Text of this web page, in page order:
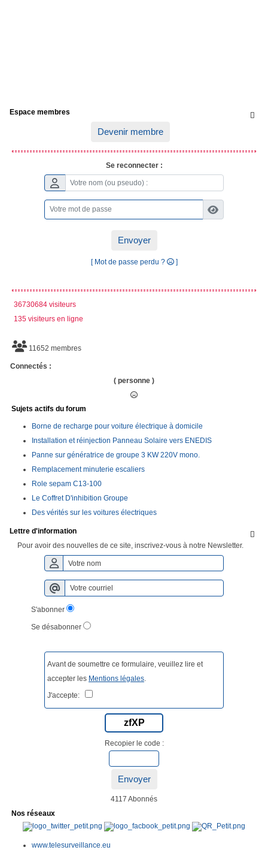

Espace membres
Devenir membre
Se reconnecter :
Envoyer
[ Mot de passe perdu ? ]
36730684 visiteurs
135 visiteurs en ligne
11652 membres
Connectés :
( personne )
Sujets actifs du forum
Borne de recharge pour voiture électrique à domicile
Installation et réinjection Panneau Solaire vers ENEDIS
Panne sur génératrice de groupe 3 KW 220V mono.
Remplacement minuterie escaliers
Role sepam C13-100
Le Coffret D'inhibition Groupe
Des vérités sur les voitures électriques

Lettre d'information
Pour avoir des nouvelles de ce site, inscrivez-vous à notre Newsletter.
S'abonner
Se désabonner
Avant de soumettre ce formulaire, veuillez lire et
accepter les Mentions légales.
J'accepte:
zfXP
Recopier le code :
Envoyer
4117 Abonnés
Nos réseaux
www.telesurveillance.eu